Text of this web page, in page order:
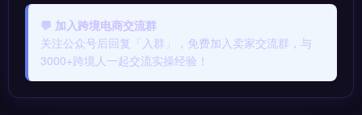
💬 加入跨境电商交流群
关注公众号后回复「入群」，免费加入卖家交流群，与
3000+跨境人一起交流实操经验！